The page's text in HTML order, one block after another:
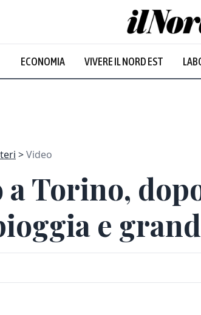
ECONOMIA VIVERE IL NORD EST
Prevalentemente
Video
Torino,
e